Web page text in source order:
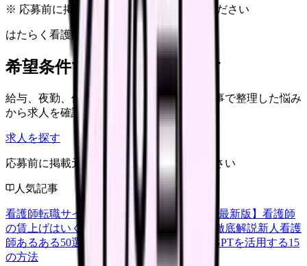
※ 応募前に掲載元の最新情報を確認してください
はたらく看護師さん 求人
希望条件で看護師求人を探す
給与、夜勤、休み、ブランクなど、この記事で整理した悩み
から求人を確認できます。
求人を探す
応募前に掲載元の最新情報を確認してください
人気記事
看護師転職サイトランキングTOP5【2026年最新版】 看護師
の賃上げはいくら？2026年度の最新情報を徹底解説新人看護
師あるある50選【共感必至】
看護師がChatGPTを活用する15
の方法